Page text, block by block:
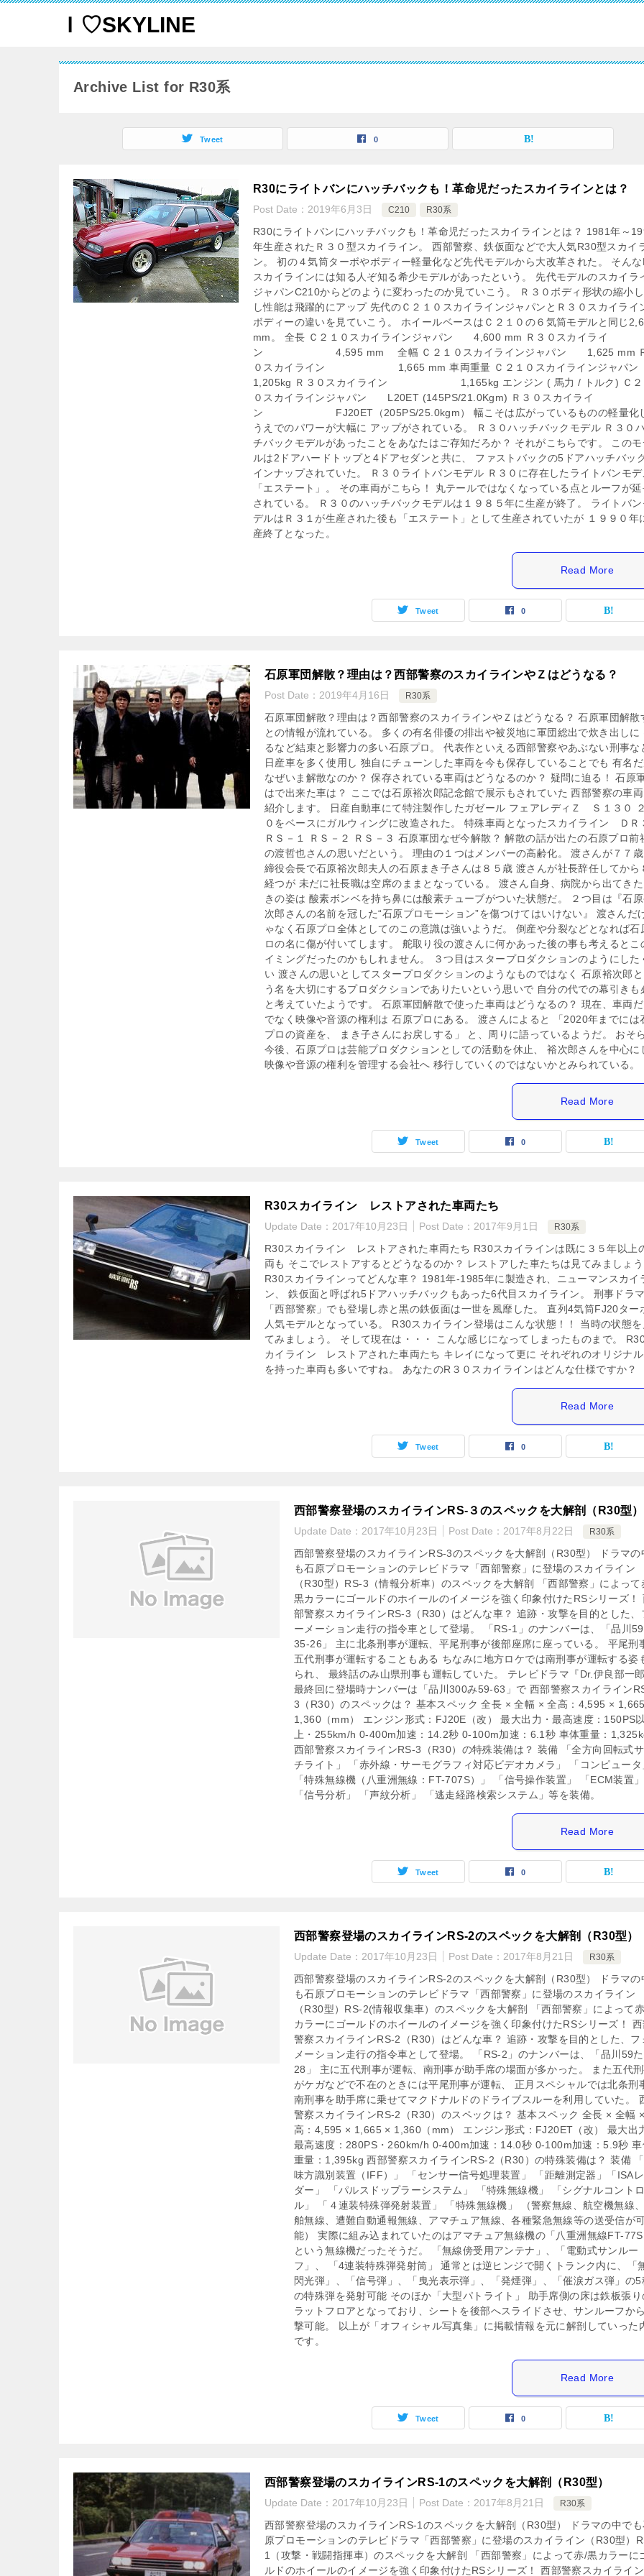
Ｉ♡SKYLINE
Archive List for R30系
Tweet 0
R30にライトバンにハッチバックも！革命児だったスカイラインとは？
Post Date： 2019年6月3日 C210 R30系
R30にライトバンにハッチバックも！革命児だったスカイラインとは？ 1981年～
年生産されたＲ３０型スカイライン。 西部警察、鉄仮面などで大人気R30型スカイ
ン。 初の４気筒ターボやボディー軽量化など先代モデルから大改革された。 そん
スカイラインには知る人ぞ知る希少モデルがあったという。 先代モデルのスカイラ
ジャパンC210からどのように変わったのか見ていこう。 Ｒ３０ボディ形状の縮小
し性能は飛躍的にアップ 先代のＣ２１０スカイラインジャパンとＲ３０スカイライ
ボディーの違いを見ていこう。 ホイールベースはＣ２１０の６気筒モデルと同じ
mm。 全長 Ｃ２１０スカイラインジャパン 4,600 mm Ｒ３０スカイライ
ン 4,595 mm 全幅 Ｃ２１０スカイラインジャパン 1,625 mm
０スカイライン 1,665 mm 車両重量 Ｃ２１０スカイラインジャパ
1,205kg Ｒ３０スカイライン 1,165kg エンジン ( 馬力 / トルク) Ｃ２
０スカイラインジャパン L20ET (145PS/21.0Kgm) Ｒ３０スカイライ
ン FJ20ET（205PS/25.0kgm） 幅こそは広がっているものの軽量化
うえでのパワーが大幅に アップがされている。 Ｒ３０ハッチバックモデル Ｒ３０
チバックモデルがあったことをあなたはご存知だろか？ それがこちらです。 この
ルは2ドアハードトップと4ドアセダンと共に、 ファストバックの5ドアハッチバッ
インナップされていた。 Ｒ３０ライトバンモデル Ｒ３０に存在したライトバンモ
「エステート」。 その車両がこちら！ 丸テールではなくなっている点とルーフが
されている。 Ｒ３０のハッチバックモデルは１９８５年に生産が終了。 ライトバン
デルはＲ３１が生産された後も「エステート」として生産されていたが １９９０年
産終了となった。
Read More
Tweet 0
石原軍団解散？理由は？西部警察のスカイラインやＺはどうなる？
Post Date： 2019年4月16日 R30系
石原軍団解散？理由は？西部警察のスカイラインやＺはどうなる？ 石原軍団解散
との情報が流れている。 多くの有名俳優の排出や被災地に軍団総出で炊き出しに
るなど結束と影響力の多い石原プロ。 代表作といえる西部警察やあぶない刑事な
日産車を多く使用し 独自にチューンした車両を今も保存していることでも 有名
なぜいま解散なのか？ 保存されている車両はどうなるのか？ 疑問に迫る！ 石原
はで出来た車は？ ここでは石原裕次郎記念館で展示もされていた 西部警察の車
紹介します。 日産自動車にて特注製作したガゼール フェアレディＺ Ｓ１３０
０をベースにガルウィングに改造された。 特殊車両となったスカイライン ＤＲ
ＲＳ－１ ＲＳ－２ ＲＳ－３ 石原軍団なぜ今解散？ 解散の話が出たの石原プロ前
の渡哲也さんの思いだという。 理由の１つはメンバーの高齢化。 渡さんが７７
締役会長で石原裕次郎夫人の石原まき子さんは８５歳 渡さんが社長辞任してから
経つが 未だに社長職は空席のままとなっている。 渡さん自身、病院から出てきた
きの姿は 酸素ボンベを持ち鼻には酸素チューブがついた状態だ。 ２つ目は『石
次郎さんの名前を冠した“石原プロモーション”を傷つけてはいけない』 渡さんだ
ゃなく石原プロ全体としてのこの意識は強いようだ。 倒産や分裂などとなれば石
ロの名に傷が付いてします。 舵取り役の渡さんに何かあった後の事も考えるとこ
イミングだったのかもしれません。 ３つ目はスタープロダクションのようにした
い 渡さんの思いとしてスタープロダクションのようなものではなく 石原裕次郎
う名を大切にするプロダクションでありたいという思いで 自分の代での幕引きも
と考えていたようです。 石原軍団解散で使った車両はどうなるの？ 現在、車両
でなく映像や音源の権利は 石原プロにある。 渡さんによると 「2020年までには
プロの資産を、 まき子さんにお戻しする」 と、周りに語っているようだ。 おそ
今後、石原プロは芸能プロダクションとしての活動を休止、 裕次郎さんを中心に
映像や音源の権利を管理する会社へ 移行していくのではないかとみられている。
Read More
Tweet 0
R30スカイライン レストアされた車両たち
Update Date： 2017年10月23日 Post Date： 2017年9月1日 R30系
R30スカイライン レストアされた車両たち R30スカイラインは既に３５年以上
両も そこでレストアするとどうなるのか？ レストアした車たちは見てみましょう
R30スカイラインってどんな車？ 1981年-1985年に製造され、ニューマンスカイ
ン、 鉄仮面と呼ばれ5ドアハッチバックもあった6代目スカイライン。 刑事ドラマ
「西部警察」でも登場し赤と黒の鉄仮面は一世を風靡した。 直列4気筒FJ20ター
人気モデルとなっている。 R30スカイライン登場はこんな状態！！ 当時の状態を
てみましょう。 そして現在は・・・ こんな感じになってしまったものまで。
カイライン レストアされた車両たち キレイになって更に それぞれのオリジナ
を持った車両も多いですね。 あなたのR３０スカイラインはどんな仕様ですか？
Read More
Tweet 0
西部警察登場のスカイラインRS-３のスペックを大解剖（R30型）
Update Date： 2017年10月23日 Post Date： 2017年8月22日 R30系
西部警察登場のスカイラインRS-3のスペックを大解剖（R30型） ドラマの
も石原プロモーションのテレビドラマ「西部警察」に登場のスカイライン
（R30型）RS-3（情報分析車）のスペックを大解剖 「西部警察」によって
黒カラーにゴールドのホイールのイメージを強く印象付けたRSシリーズ！
部警察スカイラインRS-3（R30）はどんな車？ 追跡・攻撃を目的とした、
ーメーション走行の指令車として登場。 「RS-1」のナンバーは、「品川
35-26」 主に北条刑事が運転、平尾刑事が後部座席に座っている。 平尾刑
五代刑事が運転することもある ちなみに地方ロケでは南刑事が運転する姿
られ、 最終話のみ山県刑事も運転していた。 テレビドラマ『Dr.伊良部一郎
最終回に登場時ナンバーは「品川300み59-63」で 西部警察スカイライン
3（R30）のスペックは？ 基本スペック 全長 × 全幅 × 全高：4,595 ×
1,360（mm） エンジン形式：FJ20E（改） 最大出力・最高速度：150PS以
上・255km/h 0-400m加速：14.2秒 0-100m加速：6.1秒 車体重量：
西部警察スカイラインRS-3（R30）の特殊装備は？ 装備 「全方向回転式
チライト」 「赤外線・サーモグラフィ対応ビデオカメラ」 「コンピュータ
「特殊無線機（八重洲無線：FT-707S）」 「信号操作装置」 「ECM装置」
「信号分析」 「声紋分析」 「逃走経路検索システム」等を装備。
Read More
Tweet 0
西部警察登場のスカイラインRS-2のスペックを大解剖（R30型）
Update Date： 2017年10月23日 Post Date： 2017年8月21日 R30系
西部警察登場のスカイラインRS-2のスペックを大解剖（R30型） ドラマの
も石原プロモーションのテレビドラマ「西部警察」に登場のスカイライン
（R30型）RS-2(情報収集車）のスペックを大解剖 「西部警察」によって
カラーにゴールドのホイールのイメージを強く印象付けたRSシリーズ！ 西
警察スカイラインRS-2（R30）はどんな車？ 追跡・攻撃を目的とした、フ
メーション走行の指令車として登場。 「RS-2」のナンバーは、「品川59
28」 主に五代刑事が運転、南刑事が助手席の場面が多かった。 また五代
がケガなどで不在のときには平尾刑事が運転、 正月スペシャルでは北条刑
南刑事を助手席に乗せてマクドナルドのドライブスルーを利用していた。
警察スカイラインRS-2（R30）のスペックは？ 基本スペック 全長 × 全幅
高：4,595 × 1,665 × 1,360（mm） エンジン形式：FJ20ET（改） 最大出
最高速度：280PS・260km/h 0-400m加速：14.0秒 0-100m加速：5.9秒 車
重量：1,395kg 西部警察スカイラインRS-2（R30）の特殊装備は？ 装備
味方識別装置（IFF）」 「センサー信号処理装置」 「距離測定器」「ISA
ダー」 「パルスドップラーシステム」 「特殊無線機」 「シグナルコント
ル」 「４連装特殊弾発射装置」 「特殊無線機」 （警察無線、航空機無線
舶無線、遭難自動通報無線、アマチュア無線、各種緊急無線等の送受信が
能） 実際に組み込まれていたのはアマチュア無線機の「八重洲無線FT-77S
という無線機だったそうだ。 「無線傍受用アンテナ」、「電動式サンルー
フ」、 「4連装特殊弾発射筒」 通常とは逆ヒンジで開くトランク内に、「
閃光弾」、「信号弾」、「曳光表示弾」、「発煙弾」、「催涙ガス弾」の5
の特殊弾を発射可能 そのほか「大型パトライト」 助手席側の床は鉄板張り
ラットフロアとなっており、シートを後部へスライドさせ、サンルーフか
撃可能。 以上が「オフィシャル写真集」に掲載情報を元に解剖していった
です。
Read More
Tweet 0
西部警察登場のスカイラインRS-1のスペックを大解剖（R30型）
Update Date： 2017年10月23日 Post Date： 2017年8月21日 R30系
西部警察登場のスカイラインRS-1のスペックを大解剖（R30型） ドラマの中で
原プロモーションのテレビドラマ「西部警察」に登場のスカイライン（R30型）
1（攻撃・戦闘指揮車）のスペックを大解剖 「西部警察」によって赤/黒カラーに
ルドのホイールのイメージを強く印象付けたRSシリーズ！ 西部警察スカイライ